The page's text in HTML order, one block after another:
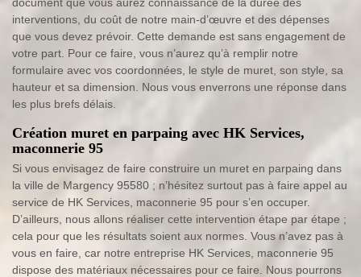
document que vous aurez connaissance de la durée des
interventions, du coût de notre main-d’œuvre et des dépenses
que vous devez prévoir. Cette demande est sans engagement de
votre part. Pour ce faire, vous n’aurez qu’à remplir notre
formulaire avec vos coordonnées, le style de muret, son style, sa
hauteur et sa dimension. Nous vous enverrons une réponse dans
les plus brefs délais.
Création muret en parpaing avec HK Services,
maconnerie 95
Si vous envisagez de faire construire un muret en parpaing dans
la ville de Margency 95580 ; n’hésitez surtout pas à faire appel au
service de HK Services, maconnerie 95 pour s’en occuper.
D’ailleurs, nous allons réaliser cette intervention étape par étape ;
cela pour que les résultats soient aux normes. Vous n’avez pas à
vous en faire, car notre entreprise HK Services, maconnerie 95
dispose des matériaux nécessaires pour ce faire. Nous pourrons